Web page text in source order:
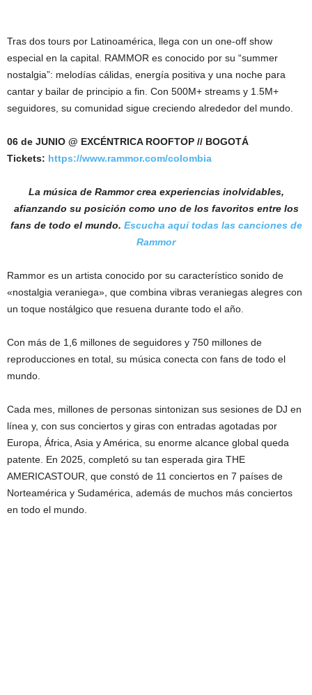
Tras dos tours por Latinoamérica, llega con un one-off show
especial en la capital. RAMMOR es conocido por su “summer
nostalgia”: melodías cálidas, energía positiva y una noche para
cantar y bailar de principio a fin. Con 500M+ streams y 1.5M+
seguidores, su comunidad sigue creciendo alrededor del mundo.
06 de JUNIO @ EXCÉNTRICA ROOFTOP // BOGOTÁ
Tickets: https://www.rammor.com/colombia
La música de Rammor crea experiencias inolvidables,
afianzando su posición como uno de los favoritos entre los
fans de todo el mundo. Escucha aquí todas las canciones de
Rammor
Rammor es un artista conocido por su característico sonido de
«nostalgia veraniega», que combina vibras veraniegas alegres con
un toque nostálgico que resuena durante todo el año.
Con más de 1,6 millones de seguidores y 750 millones de
reproducciones en total, su música conecta con fans de todo el
mundo.
Cada mes, millones de personas sintonizan sus sesiones de DJ en
línea y, con sus conciertos y giras con entradas agotadas por
Europa, África, Asia y América, su enorme alcance global queda
patente. En 2025, completó su tan esperada gira THE
AMERICASTOUR, que constó de 11 conciertos en 7 países de
Norteamérica y Sudamérica, además de muchos más conciertos
en todo el mundo.